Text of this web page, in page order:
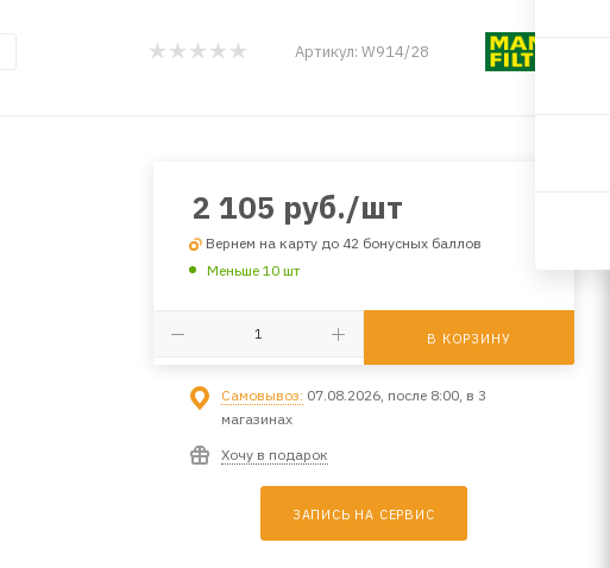
Артикул: W914/28
2 105 руб./шт
Вернем на карту до 42 бонусных баллов
Меньше 10 шт
В КОРЗИНУ
Самовывоз: 07.08.2026, после 8:00, в 3
магазинах
Хочу в подарок
ЗАПИСЬ НА СЕРВИС